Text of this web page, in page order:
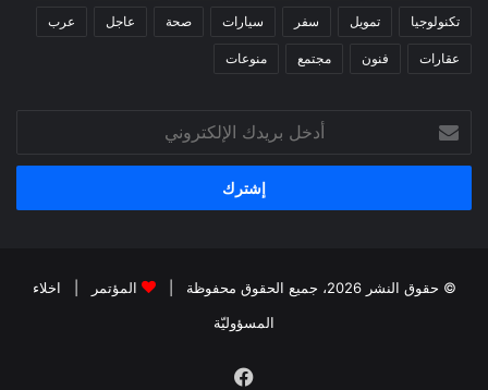
تكنولوجيا تمويل سفر سيارات صحة عاجل عرب
عقارات فنون مجتمع منوعات
بريدك
الإلكتروني
© حقوق النشر 2026، جميع الحقوق محفوظة | المؤتمر
اخلاء
المسؤوليّة
فيسبوك